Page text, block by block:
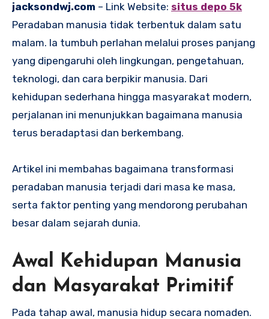
jacksondwj.com – Link Website: situs depo 5k
Peradaban manusia tidak terbentuk dalam satu
malam. Ia tumbuh perlahan melalui proses panjang
yang dipengaruhi oleh lingkungan, pengetahuan,
teknologi, dan cara berpikir manusia. Dari
kehidupan sederhana hingga masyarakat modern,
perjalanan ini menunjukkan bagaimana manusia
terus beradaptasi dan berkembang.
Artikel ini membahas bagaimana transformasi
peradaban manusia terjadi dari masa ke masa,
serta faktor penting yang mendorong perubahan
besar dalam sejarah dunia.
Awal Kehidupan Manusia
dan Masyarakat Primitif
Pada tahap awal, manusia hidup secara nomaden.